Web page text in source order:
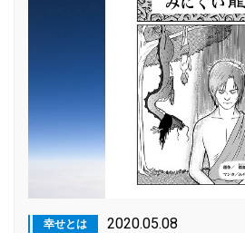
幸せとは 2020.05.08